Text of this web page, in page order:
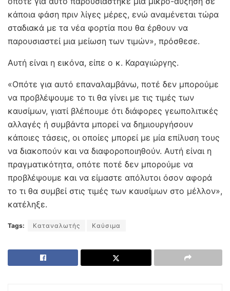
κάποια φάση πριν λίγες μέρες, ενώ αναμένεται τώρα
σταδιακά με τα νέα φορτία που θα έρθουν να
παρουσιαστεί μια μείωση των τιμών», πρόσθεσε.
Αυτή είναι η εικόνα, είπε ο κ. Καραγιώργης.
«Οπότε για αυτό επαναλαμβάνω, ποτέ δεν μπορούμε
να προβλέψουμε το τι θα γίνει με τις τιμές των
καυσίμων, γιατί βλέπουμε ότι διάφορες γεωπολιτικές
αλλαγές ή συμβάντα μπορεί να δημιουργήσουν
κάποιες τάσεις, οι οποίες μπορεί με μία επίλυση τους
να διακοπούν και να διαφοροποιηθούν. Αυτή είναι η
πραγματικότητα, οπότε ποτέ δεν μπορούμε να
προβλέψουμε και να είμαστε απόλυτοι όσον αφορά
το τι θα συμβεί στις τιμές των καυσίμων στο μέλλον»,
κατέληξε.
Tags: Καταναλωτής Καύσιμα